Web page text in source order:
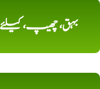
بہق، چھیپ،